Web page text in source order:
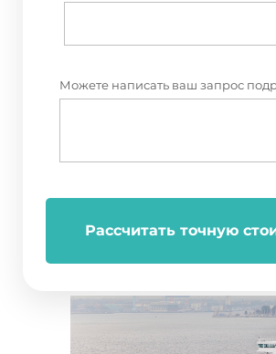
Можете написать ваш запрос
Рассчитать точную